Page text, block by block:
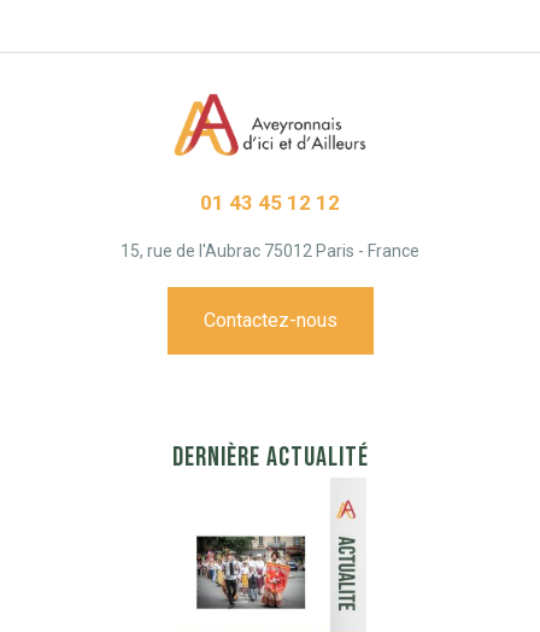
01 43 45 12 12
15, rue de l'Aubrac 75012 Paris - France
Contactez-nous
DERNIÈRE ACTUALITÉ